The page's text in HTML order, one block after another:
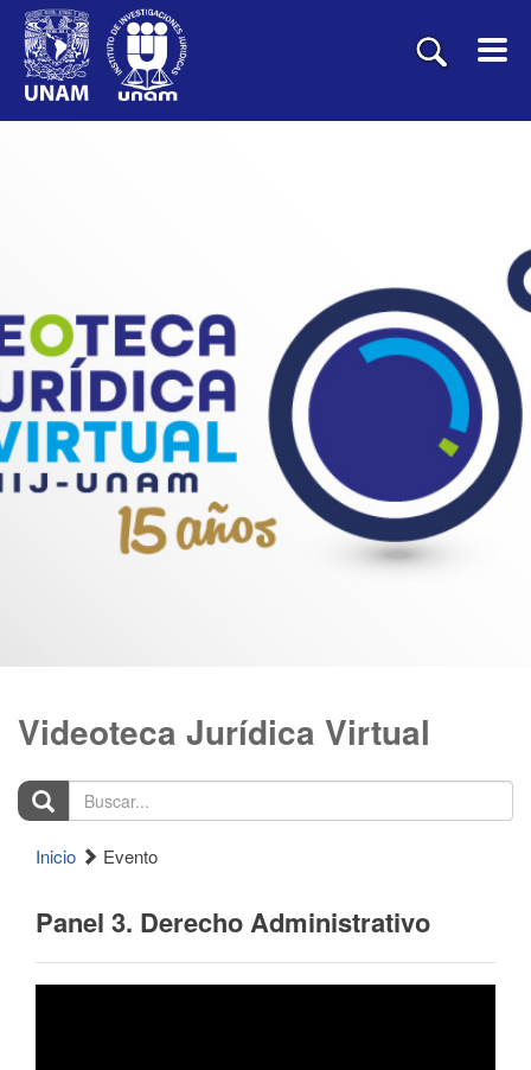
Videoteca Jurídica Virtual
Buscar...
Inicio Evento
Panel 3. Derecho Administrativo